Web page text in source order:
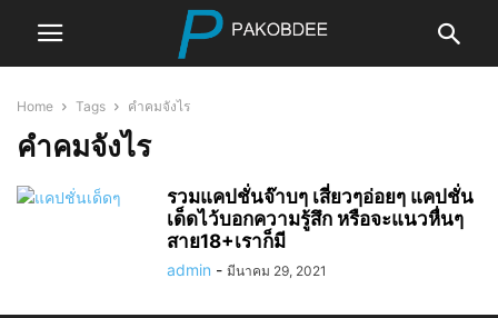
Home Tags คำคมจังไร
คำคมจังไร
รวมแคปชั่นจ๊าบๆ เสี่ยวๆอ่อยๆ แคปชั่น
เด็ดไว้บอกความรู้สึก หรือจะแนวหื่นๆ
สาย18+เราก็มี
admin - มีนาคม 29, 2021